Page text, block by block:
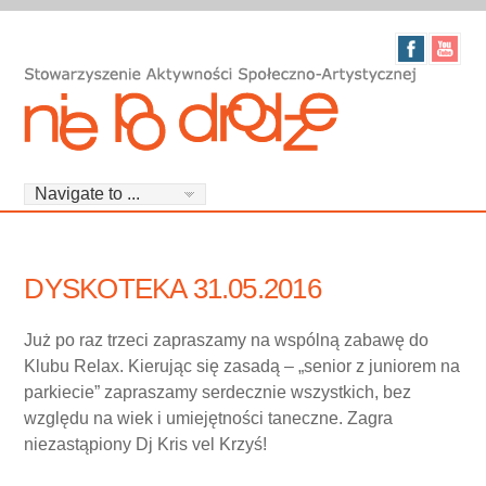
DYSKOTEKA 31.05.2016
Już po raz trzeci zapraszamy na wspólną zabawę do
Klubu Relax. Kierując się zasadą – „senior z juniorem na
parkiecie” zapraszamy serdecznie wszystkich, bez
względu na wiek i umiejętności taneczne. Zagra
niezastąpiony Dj Kris vel Krzyś!